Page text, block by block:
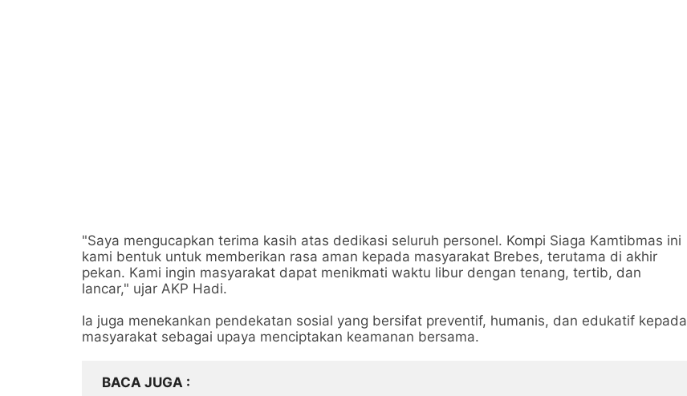
"Saya mengucapkan terima kasih atas dedikasi seluruh personel. Kompi Siaga Kamtibmas ini
kami bentuk untuk memberikan rasa aman kepada masyarakat Brebes, terutama di akhir
pekan. Kami ingin masyarakat dapat menikmati waktu libur dengan tenang, tertib, dan
lancar," ujar AKP Hadi.
Ia juga menekankan pendekatan sosial yang bersifat preventif, humanis, dan edukatif kepada
masyarakat sebagai upaya menciptakan keamanan bersama.
BACA JUGA